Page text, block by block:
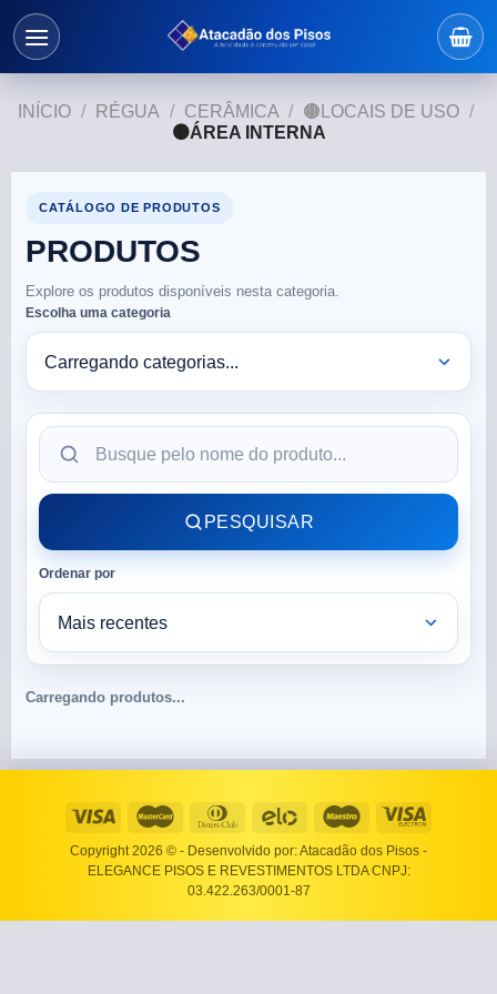
INÍCIO / RÉGUA / CERÂMICA / 🟤LOCAIS DE USO /
🟤ÁREA INTERNA
CATÁLOGO DE PRODUTOS
PRODUTOS
Explore os produtos disponíveis nesta categoria.
Escolha uma categoria
PESQUISAR
Ordenar por
Carregando produtos...
Copyright 2026 © - Desenvolvido por: Atacadão dos Pisos -
ELEGANCE PISOS E REVESTIMENTOS LTDA CNPJ:
03.422.263/0001-87